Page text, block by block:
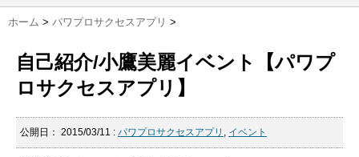
ホーム > パワプロサクセスアプリ >
自己紹介/小鷹美麗イベント【パワプ
ロサクセスアプリ】
公開日： 2015/03/11 : パワプロサクセスアプリ , イベント